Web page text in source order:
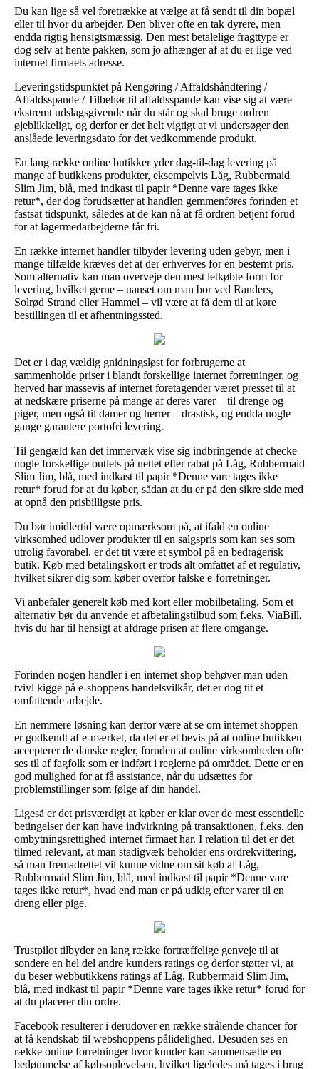
Du kan lige så vel foretrække at vælge at få sendt til din bopæl
eller til hvor du arbejder. Den bliver ofte en tak dyrere, men
endda rigtig hensigtsmæssig. Den mest betalelige fragttype er
dog selv at hente pakken, som jo afhænger af at du er lige ved
internet firmaets adresse.
Leveringstidspunktet på Rengøring / Affaldshåndtering /
Affaldsspande / Tilbehør til affaldsspande kan vise sig at være
ekstremt udslagsgivende når du står og skal bruge ordren
øjeblikkeligt, og derfor er det helt vigtigt at vi undersøger den
anslåede leveringsdato for det vedkommende produkt.
En lang række online butikker yder dag-til-dag levering på
mange af butikkens produkter, eksempelvis Låg, Rubbermaid
Slim Jim, blå, med indkast til papir *Denne vare tages ikke
retur*, der dog forudsætter at handlen gemmenføres forinden et
fastsat tidspunkt, således at de kan nå at få ordren betjent forud
for at lagermedarbejderne får fri.
En række internet handler tilbyder levering uden gebyr, men i
mange tilfælde kræves det at der erhverves for en bestemt pris.
Som alternativ kan man overveje den mest letkøbte form for
levering, hvilket gerne – uanset om man bor ved Randers,
Solrød Strand eller Hammel – vil være at få dem til at køre
bestillingen til et afhentningssted.
Det er i dag vældig gnidningsløst for forbrugerne at
sammenholde priser i blandt forskellige internet forretninger, og
herved har massevis af internet foretagender været presset til at
at nedskære priserne på mange af deres varer – til drenge og
piger, men også til damer og herrer – drastisk, og endda nogle
gange garantere portofri levering.
Til gengæld kan det immervæk vise sig indbringende at checke
nogle forskellige outlets på nettet efter rabat på Låg, Rubbermaid
Slim Jim, blå, med indkast til papir *Denne vare tages ikke
retur* forud for at du køber, sådan at du er på den sikre side med
at opnå den prisbilligste pris.
Du bør imidlertid være opmærksom på, at ifald en online
virksomhed udlover produkter til en salgspris som kan ses som
utrolig favorabel, er det tit være et symbol på en bedragerisk
butik. Køb med betalingskort er trods alt omfattet af et regulativ,
hvilket sikrer dig som køber overfor falske e-forretninger.
Vi anbefaler generelt køb med kort eller mobilbetaling. Som et
alternativ bør du anvende et afbetalingstilbud som f.eks. ViaBill,
hvis du har til hensigt at afdrage prisen af flere omgange.
Forinden nogen handler i en internet shop behøver man uden
tvivl kigge på e-shoppens handelsvilkår, det er dog tit et
omfattende arbejde.
En nemmere løsning kan derfor være at se om internet shoppen
er godkendt af e-mærket, da det er et bevis på at online butikken
accepterer de danske regler, foruden at online virksomheden ofte
ses til af fagfolk som er indført i reglerne på området. Dette er en
god mulighed for at få assistance, når du udsættes for
problemstillinger som følge af din handel.
Ligeså er det prisværdigt at køber er klar over de mest essentielle
betingelser der kan have indvirkning på transaktionen, f.eks. den
ombytningsrettighed internet firmaet har. I relation til det er det
tilmed relevant, at man stadigvæk beholder ens ordrekvittering,
så man fremadrettet vil kunne vidne om sit køb af Låg,
Rubbermaid Slim Jim, blå, med indkast til papir *Denne vare
tages ikke retur*, hvad end man er på udkig efter varer til en
dreng eller pige.
Trustpilot tilbyder en lang række fortræffelige genveje til at
sondere en hel del andre kunders ratings og derfor støtter vi, at
du beser webbutikkens ratings af Låg, Rubbermaid Slim Jim,
blå, med indkast til papir *Denne vare tages ikke retur* forud for
at du placerer din ordre.
Facebook resulterer i derudover en række strålende chancer for
at få kendskab til webshoppens pålidelighed. Desuden ses en
række online forretninger hvor kunder kan sammensætte en
bedømmelse af købsoplevelsen, hvilket ligeledes må tages i brug